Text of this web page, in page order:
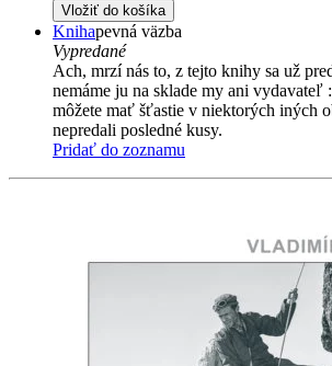
Vložiť do košíka
Knihapevná väzba
Vypredané
Ach, mrzí nás to, z tejto knihy sa už
nemáme ju na sklade my ani vydavateľ
môžete mať šťastie v niektorých iných
nepredali posledné kusy.
Pridať do zoznamu